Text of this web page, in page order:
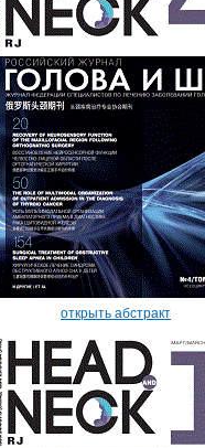
открыть абстракт